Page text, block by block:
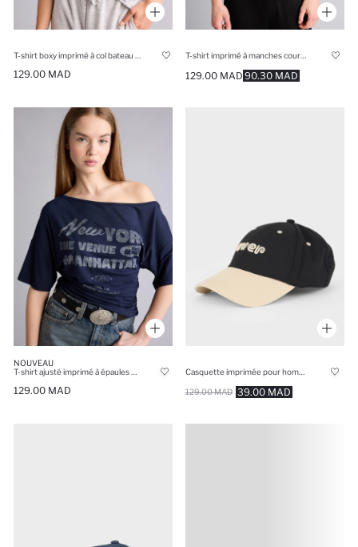
129.00 MAD 90.30 MAD
129.00 MAD
NOUVEAU
T-shirt ajusté imprimé à épaules dénudées
129.00 MAD
Casquette imprimée pour homme
39.00 MAD
129.00 MAD